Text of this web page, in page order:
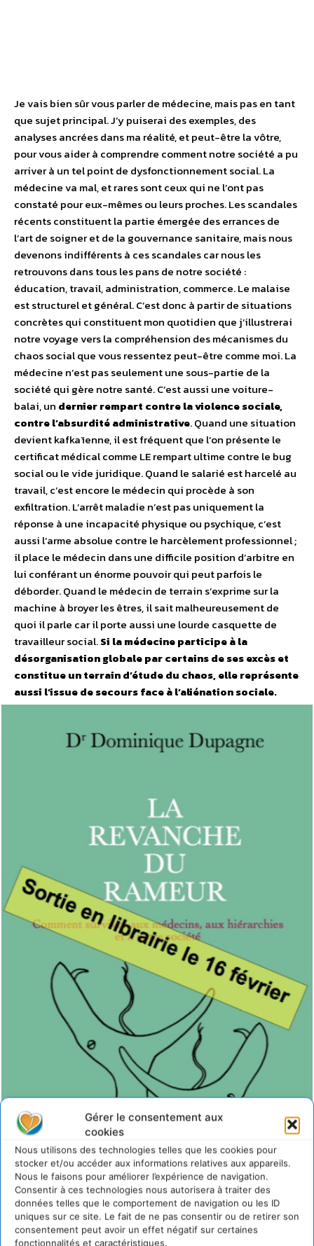
Gérer le consentement aux
cookies
Nous utilisons des technologies telles que les cookies pour
stocker et/ou accéder aux informations relatives aux appareils.
Nous le faisons pour améliorer l’expérience de navigation.
Consentir à ces technologies nous autorisera à traiter des
données telles que le comportement de navigation ou les ID
uniques sur ce site. Le fait de ne pas consentir ou de retirer son
consentement peut avoir un effet négatif sur certaines
fonctionnalités et caractéristiques.
Je vais bien sûr vous parler de médecine, mais pas en tant
que sujet principal. J’y puiserai des exemples, des
analyses ancrées dans ma réalité, et peut-être la vôtre,
pour vous aider à comprendre comment notre société a pu
arriver à un tel point de dysfonctionnement social. La
médecine va mal, et rares sont ceux qui ne l’ont pas
constaté pour eux-mêmes ou leurs proches. Les scandales
récents constituent la partie émergée des errances de
l’art de soigner et de la gouvernance sanitaire, mais nous
devenons indifférents à ces scandales car nous les
retrouvons dans tous les pans de notre société :
éducation, travail, administration, commerce. Le malaise
est structurel et général. C’est donc à partir de situations
concrètes qui constituent mon quotidien que j’illustrerai
notre voyage vers la compréhension des mécanismes du
chaos social que vous ressentez peut-être comme moi. La
médecine n’est pas seulement une sous-partie de la
société qui gère notre santé. C’est aussi une voiture-
balai, un dernier rempart contre la violence sociale,
contre l’absurdité administrative. Quand une situation
devient kafkaïenne, il est fréquent que l’on présente le
certificat médical comme LE rempart ultime contre le bug
social ou le vide juridique. Quand le salarié est harcelé au
travail, c’est encore le médecin qui procède à son
exfiltration. L’arrêt maladie n’est pas uniquement la
réponse à une incapacité physique ou psychique, c’est
aussi l’arme absolue contre le harcèlement professionnel ;
il place le médecin dans une difficile position d’arbitre en
lui conférant un énorme pouvoir qui peut parfois le
déborder. Quand le médecin de terrain s’exprime sur la
machine à broyer les êtres, il sait malheureusement de
quoi il parle car il porte aussi une lourde casquette de
travailleur social.Si la médecine participe à la
désorganisation globale par certains de ses excès et
constitue un terrain d’étude du chaos, elle représente
aussi l’issue de secours face à l’aliénation sociale.
Commander La revanche du rameur sur Amazon.fr
–Poster un commentaire sur le blog de l’auteur